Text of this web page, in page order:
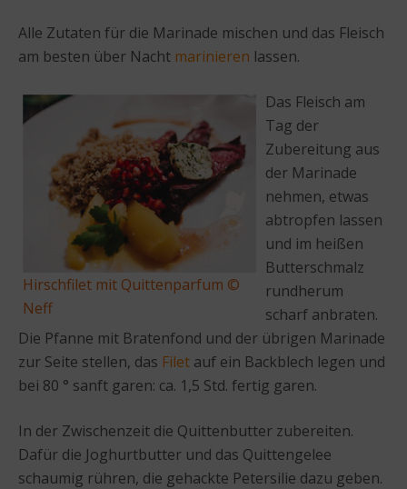
Alle Zutaten für die Marinade mischen und das Fleisch
am besten über Nacht marinieren lassen.
Hirschfilet mit Quittenparfum ©
Neff
Das Fleisch am
Tag der
Zubereitung aus
der Marinade
nehmen, etwas
abtropfen lassen
und im heißen
Butterschmalz
rundherum
scharf anbraten.
Die Pfanne mit Bratenfond und der übrigen Marinade
zur Seite stellen, das Filet auf ein Backblech legen und
bei 80 ° sanft garen: ca. 1,5 Std. fertig garen.
In der Zwischenzeit die Quittenbutter zubereiten.
Dafür die Joghurtbutter und das Quittengelee
schaumig rühren, die gehackte Petersilie dazu geben.